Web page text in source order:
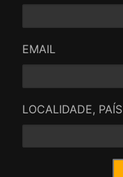
EMAIL
LOCALIDADE, PAÍS